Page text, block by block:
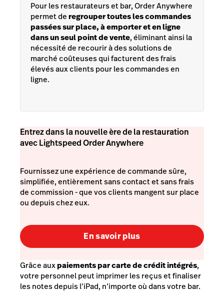
Pour les restaurateurs et bar, Order Anywhere
permet deregrouper toutes les commandes
passées sur place, à emporter et en ligne
dans un seul point de vente, éliminant ainsi la
nécessité de recourir à des solutions de
marché coûteuses qui facturent des frais
élevés aux clients pour les commandes en
ligne.
Entrez dans la nouvelle ère de la restauration
avec Lightspeed Order Anywhere
Fournissez une expérience de commande sûre,
simplifiée, entièrement sans contact et sans frais
de commission - que vos clients mangent sur place
ou depuis chez eux.
En savoir plus
Grâce auxpaiements par carte de crédit intégrés,
votre personnel peut imprimer les reçus et finaliser
les notes depuis l’iPad, n’importe où dans votre bar.